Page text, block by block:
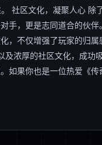
社区文化，凝聚人心
，更是志同道合的伙伴
，不仅增强了玩家的归
浓厚的社区文化，成功
如果你也是一位热爱《